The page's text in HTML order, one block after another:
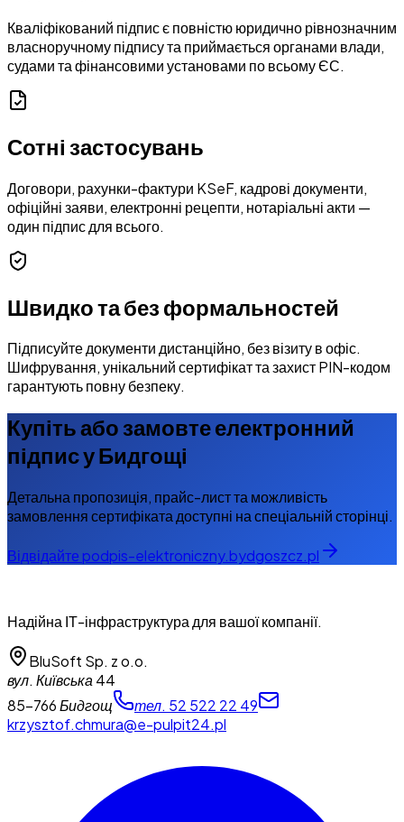
Кваліфікований підпис є повністю юридично рівнозначним
власноручному підпису та приймається органами влади,
судами та фінансовими установами по всьому ЄС.
Сотні застосувань
Договори, рахунки-фактури KSeF, кадрові документи,
офіційні заяви, електронні рецепти, нотаріальні акти —
один підпис для всього.
Швидко та без формальностей
Підписуйте документи дистанційно, без візиту в офіс.
Шифрування, унікальний сертифікат та захист PIN-кодом
гарантують повну безпеку.
Купіть або замовте електронний
підпис у Бидгощі
Детальна пропозиція, прайс-лист та можливість
замовлення сертифіката доступні на спеціальній сторінці.
Відвідайте podpis-elektroniczny.bydgoszcz.pl
Надійна ІТ-інфраструктура для вашої компанії.
BluSoft Sp. z o.o.
вул. Київська 44
85-766 Бидгощ
тел. 52 522 22 49
krzysztof.chmura@e-pulpit24.pl